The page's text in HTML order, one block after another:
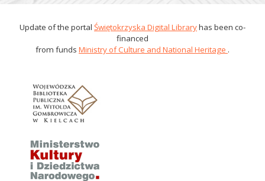
Update of the portal Świętokrzyska Digital Libraryhas been co-
financed
from funds Ministry of Culture and National Heritage .